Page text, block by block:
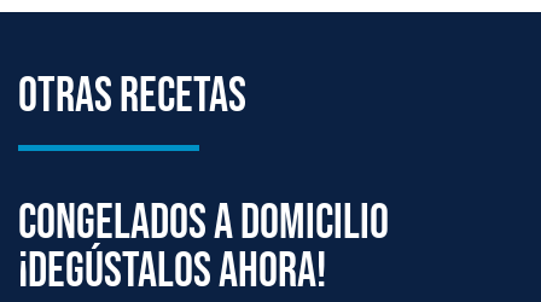
Otras Recetas
Congelados a domicilio
¡degústalos ahora!